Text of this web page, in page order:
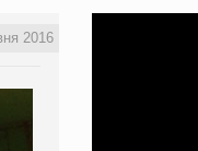
2016